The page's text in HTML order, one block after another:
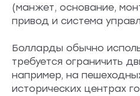
(манжет, основание,
привод и система
Болларды обычно
требуется ограничить
например, на
исторических центрах